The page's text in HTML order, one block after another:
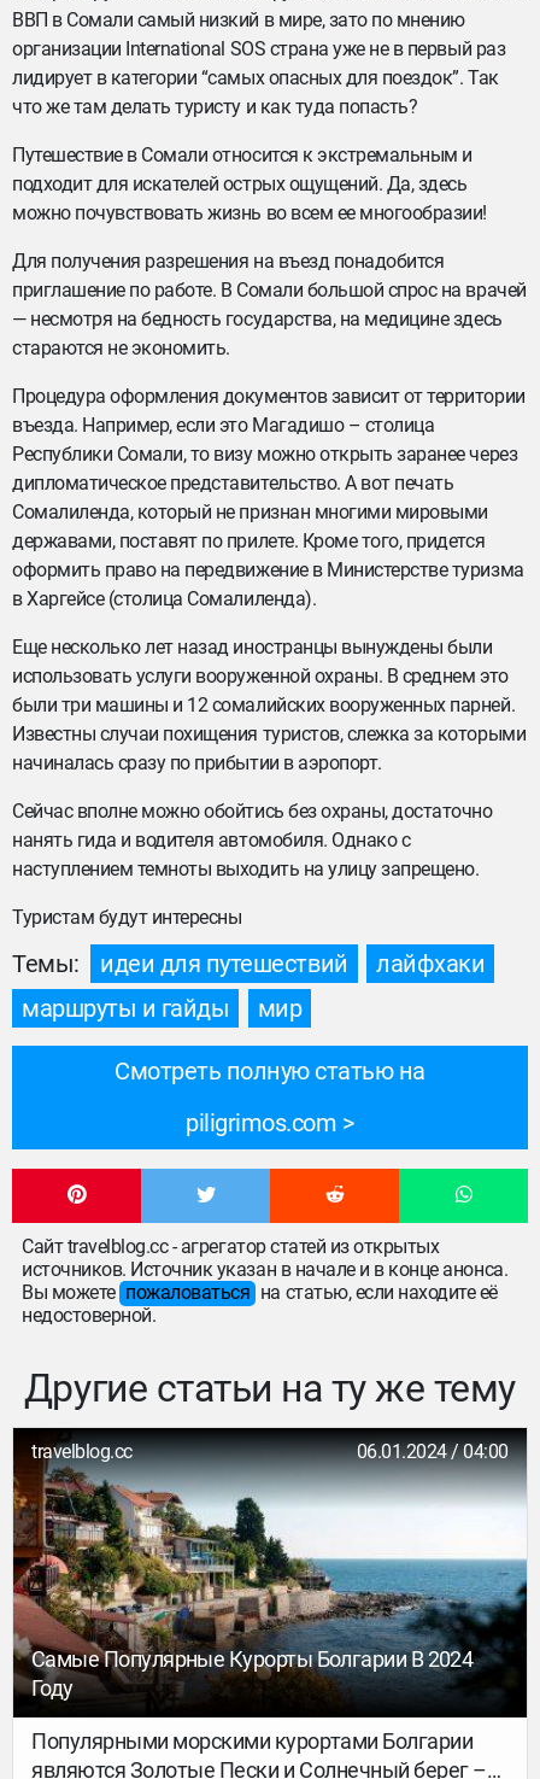
ВВП в Сомали самый низкий в мире, зато по мнению
организации International SOS страна уже не в первый раз
лидирует в категории “самых опасных для поездок”. Так
что же там делать туристу и как туда попасть?
Путешествие в Сомали относится к экстремальным и
подходит для искателей острых ощущений. Да, здесь
можно почувствовать жизнь во всем ее многообразии!
Для получения разрешения на въезд понадобится
приглашение по работе. В Сомали большой спрос на врачей
— несмотря на бедность государства, на медицине здесь
стараются не экономить.
Процедура оформления документов зависит от территории
въезда. Например, если это Магадишо – столица
Республики Сомали, то визу можно открыть заранее через
дипломатическое представительство. А вот печать
Сомалиленда, который не признан многими мировыми
державами, поставят по прилете. Кроме того, придется
оформить право на передвижение в Министерстве туризма
в Харгейсе (столица Сомалиленда).
Еще несколько лет назад иностранцы вынуждены были
использовать услуги вооруженной охраны. В среднем это
были три машины и 12 сомалийских вооруженных парней.
Известны случаи похищения туристов, слежка за которыми
начиналась сразу по прибытии в аэропорт.
Сейчас вполне можно обойтись без охраны, достаточно
нанять гида и водителя автомобиля. Однако с
наступлением темноты выходить на улицу запрещено.
Туристам будут интересны
Темы: идеи для путешествий
лайфхаки
маршруты и гайды
мир
Смотреть полную статью на
piligrimos.com
Сайт travelblog.cc - агрегатор статей из открытых
источников. Источник указан в начале и в конце анонса.
Вы можете пожаловаться на статью, если находите её
недостоверной.
Другие статьи на ту же тему
travelblog.cc 06.01.2024 / 04:00
Самые Популярные Курорты Болгарии В 2024
Году
Популярными морскими курортами Болгарии
являются Золотые Пески и Солнечный берег –